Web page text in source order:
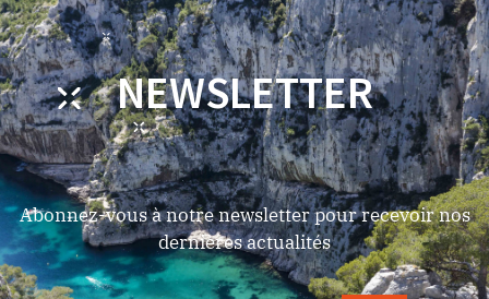
NEWSLETTER
Abonnez-vous à notre newsletter pour recevoir nos
dernières actualités